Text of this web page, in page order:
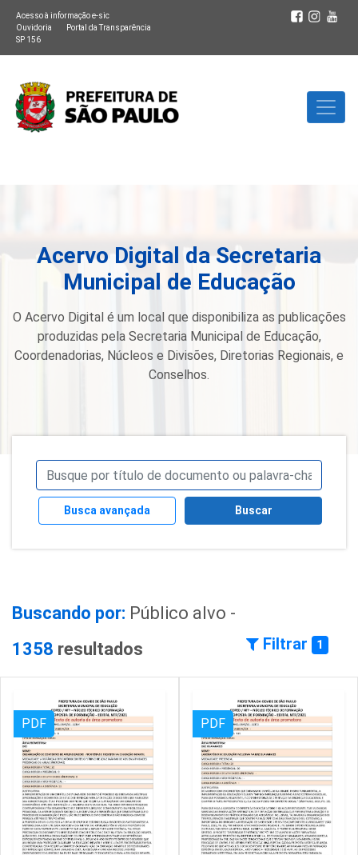
Acesso à informação e-sic
Ouvidoria
Portal da Transparência
SP 156
Acervo Digital da Secretaria
Municipal de Educação
O Acervo Digital é um local que disponibiliza as publicações
produzidas pela Secretaria Municipal de Educação,
Coordenadorias, Núcleos e Divisões, Diretorias Regionais, e
Conselhos.
Busca avançada Buscar
Buscando por: Público alvo -
1358 resultados Filtrar 1
PDF PDF